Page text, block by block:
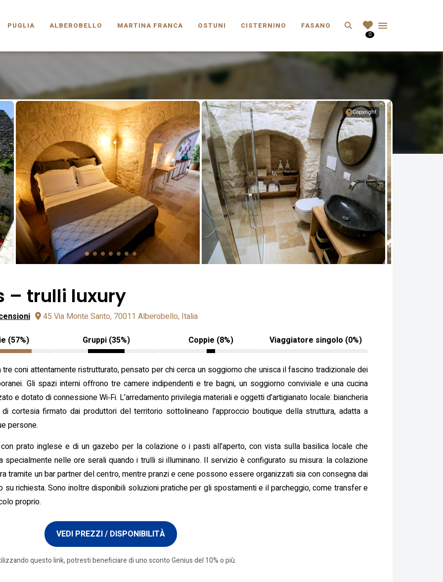
PUGLIA ALBEROBELLO MARTINA FRANCA OSTUNI CISTERNINO FASANO Search
0
Copyright
– trulli luxury
45 Via Monte Santo, 70011 Alberobello, Italia
(57%)
Gruppi (35%) Coppie (8%) Viaggiatore singolo (0%)
coni attentamente ristrutturato, pensato per chi cerca un soggiorno che unisca il fascino tradizionale dei
Gli spazi interni offrono tre camere indipendenti e tre bagni, un soggiorno conviviale e una cucina
e dotato di connessione Wi‑Fi. L’arredamento privilegia materiali e oggetti d’artigianato locale: biancheria
cortesia firmato dai produttori del territorio sottolineano l’approccio boutique della struttura, adatta a
persone.
prato inglese e di un gazebo per la colazione o i pasti all’aperto, con vista sulla basilica locale che
specialmente nelle ore serali quando i trulli si illuminano. Il servizio è configurato su misura: la colazione
tramite un bar partner del centro, mentre pranzi e cene possono essere organizzati sia con consegna dai
richiesta. Sono inoltre disponibili soluzioni pratiche per gli spostamenti e il parcheggio, come transfer e
proprio.
VEDI PREZZI / DISPONIBILITÀ
questo link, potresti beneficiare di uno sconto Genius del 10% o più.